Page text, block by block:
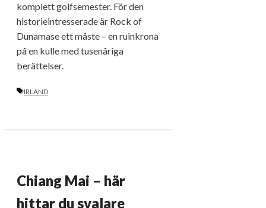
komplett golfsemester. För den
historieintresserade är Rock of
Dunamase ett måste – en ruinkrona
på en kulle med tusenåriga
berättelser.
ETIKETTER
IRLAND
Chiang Mai – här
hittar du svalare